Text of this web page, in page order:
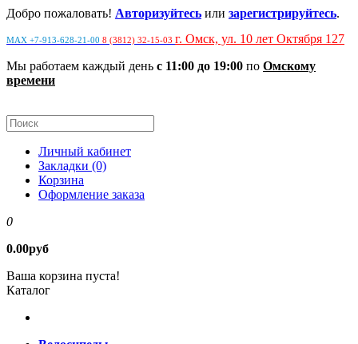
Добро пожаловать! Авторизуйтесь или зарегистрируйтесь.
MAX +7-913-628-21-00 8 (3812) 32-15-03 г. Омск, ул. 10 лет Октября 127
Мы работаем каждый день с 11:00 до 19:00 по Омскому
времени
Личный кабинет
Закладки (0)
Корзина
Оформление заказа
0
0.00руб
Ваша корзина пуста!
Каталог